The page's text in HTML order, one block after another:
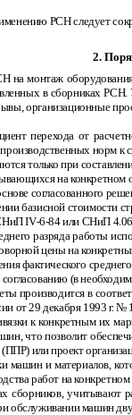
РСН следует
2.
на монтаж
в сборниках
организационные
перехода от
норм к
только при
на
согласованного
базисной
IV-6-84 или СНиП
разряда работы
цены на
фактического
(в
производится в
от 29 декабря 1993 г. №
к конкретным их
что позволит
или проект
и материалов,
работ на конкретном
сборников,
машин